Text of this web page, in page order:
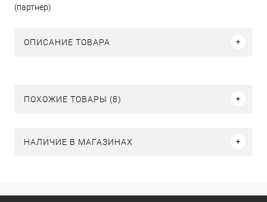
(партнер)
ОПИСАНИЕ ТОВАРА
ПОХОЖИЕ ТОВАРЫ (8)
НАЛИЧИЕ В МАГАЗИНАХ